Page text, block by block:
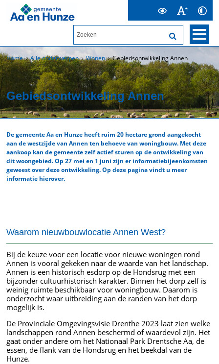
Home Alle onderwerpen Wonen Gebiedsontwikkeling Annen
Gebiedsontwikkeling Annen
De gemeente Aa en Hunze heeft ruim 20 hectare grond aangekocht
aan de westzijde van Annen ten behoeve van woningbouw. Met deze
aankoop kan de gemeente zelf actief sturen op de ontwikkeling van
dit woongebied. Op 27 mei en 1 juni zijn er informatiebijeenkomsten
geweest over deze ontwikkeling. Op deze pagina vindt u meer
informatie hierover.
Waarom nieuwbouwlocatie Annen West?
Bij de keuze voor een locatie voor nieuwe woningen rond
Annen is vooral gekeken naar de waarde van het landschap.
Annen is een historisch esdorp op de Hondsrug met een
bijzonder cultuurhistorisch karakter. Binnen het dorp zelf is
weinig ruimte beschikbaar voor woningbouw. Daarom is
onderzocht waar uitbreiding aan de randen van het dorp
mogelijk is.
De Provinciale Omgevingsvisie Drenthe 2023 laat zien welke
landschappen rond Annen beschermd of waardevol zijn. Het
gaat onder andere om het Nationaal Park Drentsche Aa, de
essen, de flank van de Hondsrug en het beekdal van de
Hunze.